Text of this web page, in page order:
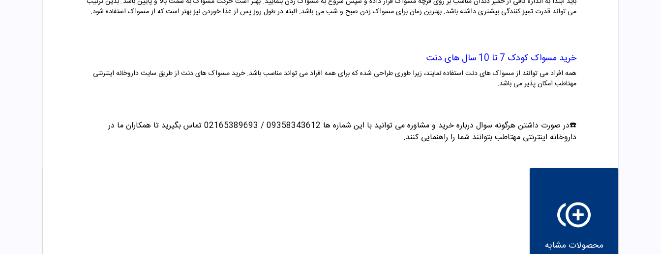
می تواند قدرت تمیز کنندگی بیشتری داشته باشد. بهترین زمان برای مسواک زدن صبح و شب می باشد. البته در طول روز پس از غذا خوردن نیز بهتر است که از مسواک استفاده شود.
خرید مسواک کودک 7 تا 10 سال های دنت
همه افراد می توانند ازمسواک های دنت استفاده نمایند، زیرا طوری طراحی شده که برای همه افراد می تواند مناسب باشد. خرید مسواک های دنت از طریق سایت داروخانه اینترنتی
مهتاطب امکان پذیر می باشد.
☎️در صورت داشتن هرگونه سوال درباره خرید و مشاوره می توانید با این شماره ها 09358343612 / 02165389693
تماس بگیرید تا همکاران ما در
داروخانه اینترنتی مهتاطب بتوانند شما را راهنمایی کنند.
محصولات مشابه